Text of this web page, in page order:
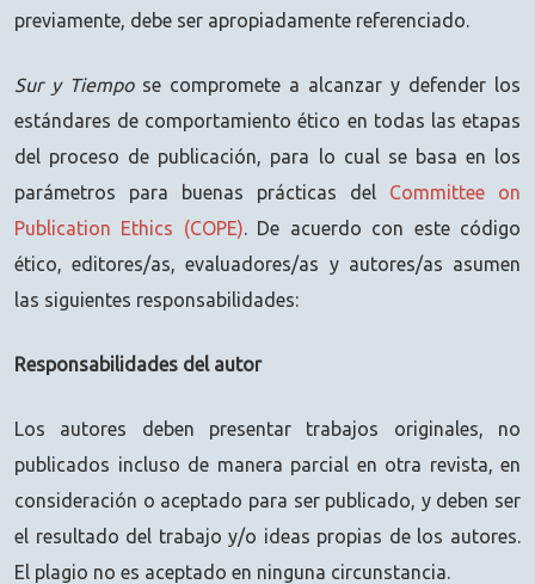
previamente, debe ser apropiadamente referenciado.
Sur y Tiempose compromete a alcanzar y defender los
estándares de comportamiento ético en todas las etapas
del proceso de publicación, para lo cual se basa en los
parámetros para buenas prácticas del Committee on
Publication Ethics (COPE). De acuerdo con este código
ético, editores/as, evaluadores/as y autores/as asumen
las siguientes responsabilidades:
Responsabilidades del autor
Los autores deben presentar trabajos originales, no
publicados incluso de manera parcial en otra revista, en
consideración o aceptado para ser publicado, y deben ser
el resultado del trabajo y/o ideas propias de los autores.
El plagio no es aceptado en ninguna circunstancia.